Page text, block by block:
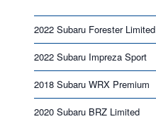
2022 Subaru Forester Limited
2022 Subaru Impreza Sport
2018 Subaru WRX Premium
2020 Subaru BRZ Limited